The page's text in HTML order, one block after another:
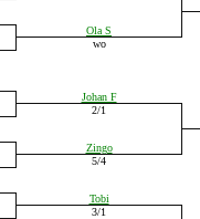
Ola S
wo
Johan F
2/1
Zingo
5/4
Tobi
3/1